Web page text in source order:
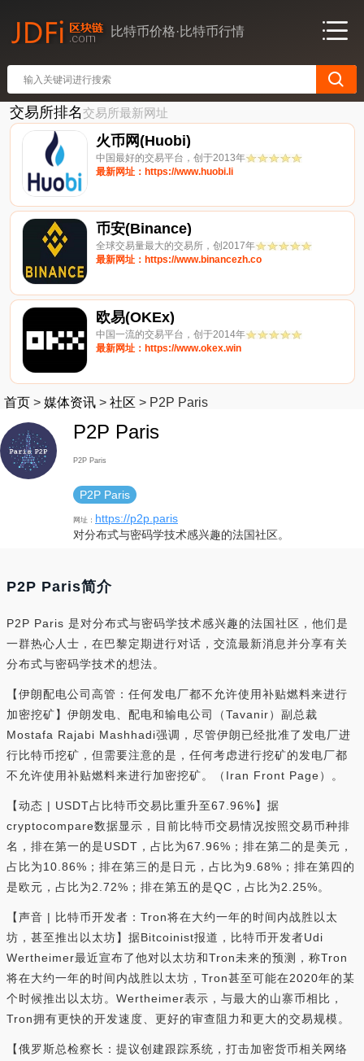
比特币价格·比特币行情
交易所排名交易所最新网址
火币网(Huobi)
中国最好的交易平台，创于2013年
最新网址：https://www.huobi.li
币安(Binance)
全球交易量最大的交易所，创2017年
最新网址：https://www.binancezh.co
欧易(OKEx)
中国一流的交易平台，创于2014年
最新网址：https://www.okex.win
首页 > 媒体资讯 > 社区 > P2P Paris
P2P Paris
P2P Paris
P2P Paris
网址： https://p2p.paris
对分布式与密码学技术感兴趣的法国社区。
P2P Paris简介
P2P Paris 是对分布式与密码学技术感兴趣的法国社区，他们是
一群热心人士，在巴黎定期进行对话，交流最新消息并分享有关
分布式与密码学技术的想法。
【伊朗配电公司高管：任何发电厂都不允许使用补贴燃料来进行
加密挖矿】伊朗发电、配电和输电公司（Tavanir）副总裁
Mostafa Rajabi Mashhadi强调，尽管伊朗已经批准了发电厂进
行比特币挖矿，但需要注意的是，任何考虑进行挖矿的发电厂都
不允许使用补贴燃料来进行加密挖矿。（Iran Front Page）。
【动态 | USDT占比特币交易比重升至67.96%】据
cryptocompare数据显示，目前比特币交易情况按照交易币种排
名，排在第一的是USDT，占比为67.96%；排在第二的是美元，
占比为10.86%；排在第三的是日元，占比为9.68%；排在第四的
是欧元，占比为2.72%；排在第五的是QC，占比为2.25%。
【声音 | 比特币开发者：Tron将在大约一年的时间内战胜以太
坊，甚至推出以太坊】据Bitcoinist报道，比特币开发者Udi
Wertheimer最近宣布了他对以太坊和Tron未来的预测，称Tron
将在大约一年的时间内战胜以太坊，Tron甚至可能在2020年的某
个时候推出以太坊。Wertheimer表示，与最大的山寨币相比，
Tron拥有更快的开发速度、更好的审查阻力和更大的交易规模。
【俄罗斯总检察长：提议创建跟踪系统，打击加密货币相关网络